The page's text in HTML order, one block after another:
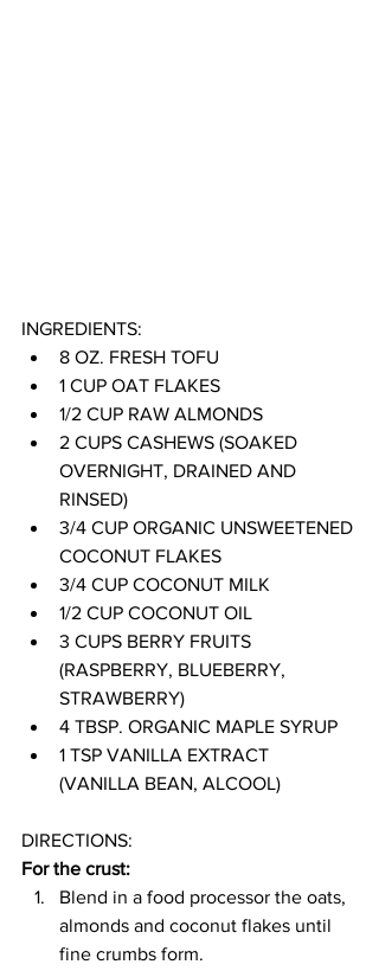
INGREDIENTS:
8 OZ. FRESH TOFU
1 CUP OAT FLAKES
1/2 CUP RAW ALMONDS
2 CUPS CASHEWS (SOAKED
OVERNIGHT, DRAINED AND
RINSED)
3/4 CUP ORGANIC UNSWEETENED
COCONUT FLAKES
3/4 CUP COCONUT MILK
1/2 CUP COCONUT OIL
3 CUPS BERRY FRUITS
(RASPBERRY, BLUEBERRY,
STRAWBERRY)
4 TBSP. ORGANIC MAPLE SYRUP
1 TSP VANILLA EXTRACT
(VANILLA BEAN, ALCOOL)
DIRECTIONS:
For the crust:
Blend in a food processor the oats,
almonds and coconut flakes until
fine crumbs form.